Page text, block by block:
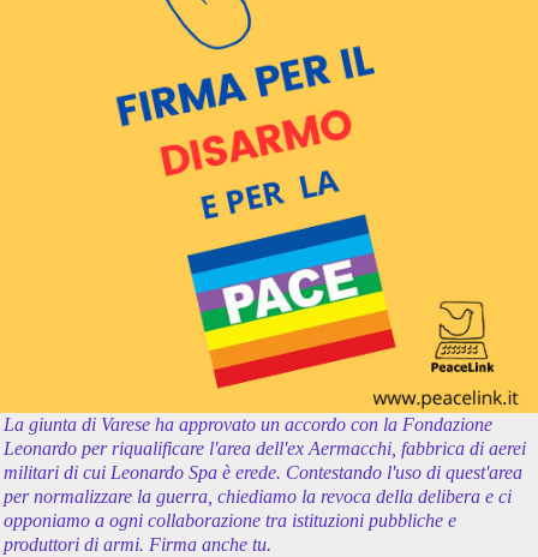
La giunta di Varese ha approvato un accordo con la Fondazione
Leonardo per riqualificare l'area dell'ex Aermacchi, fabbrica di aerei
militari di cui Leonardo Spa è erede. Contestando l'uso di quest'area
per normalizzare la guerra, chiediamo la revoca della delibera e ci
opponiamo a ogni collaborazione tra istituzioni pubbliche e
produttori di armi. Firma anche tu.